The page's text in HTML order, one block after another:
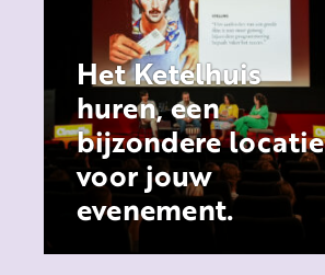
Het Ketelhuis
huren, een
bijzondere locatie
voor jouw
evenement.